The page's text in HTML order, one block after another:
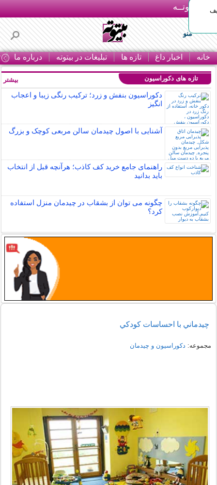
بـیتوتــه
منو
خانه اخبار داغ تازه ها تبلیغات در بیتوته درباره ما
تازه های دکوراسیون
دکوراسیون بنفش و زرد؛ ترکیب رنگی زیبا و اعجاب
انگیز
آشنایی با اصول چیدمان سالن مربعی کوچک و بزرگ
راهنمای جامع خرید کف کاذب؛ هرآنچه قبل از انتخاب
باید بدانید
چگونه می توان از بشقاب در چیدمان منزل استفاده
کرد؟
بیشتر
چيدماني با احساسات کودکي
مجموعه: دکوراسیون و چیدمان